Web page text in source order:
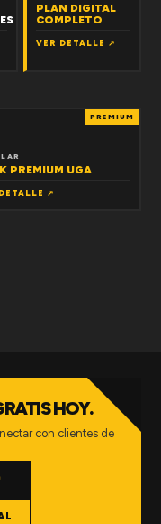
PLAN DIGITAL
COMPLETO
VER DETALLE ↗
PREMIUM
PREMIUM UGA
↗
HOY.
con clientes de